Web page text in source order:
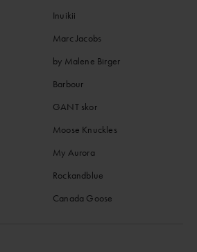
Inuikii
Marc Jacobs
by Malene Birger
Barbour
GANT skor
Moose Knuckles
My Aurora
Rockandblue
Canada Goose